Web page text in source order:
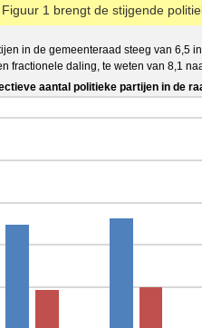
1 brengt de stijgende
in de gemeenteraad steeg van 6,5
fractionele daling, te weten van 8,1
aantal politieke partijen in de